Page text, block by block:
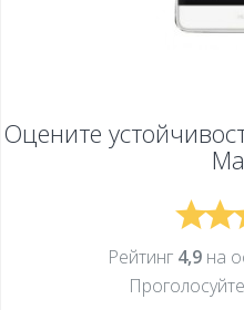
Оцените
Рейтинг 4,9на